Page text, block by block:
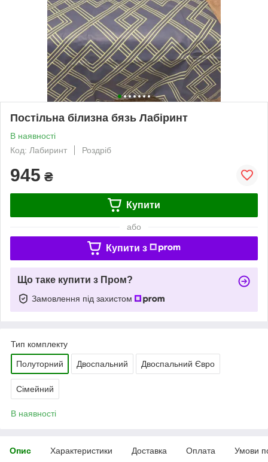
Постільна білизна бязь Лабіринт
В наявності
Код: Лабиринт
Роздріб
945 ₴
Купити
або
Купити з
Що таке купити з Пром?
Замовлення під захистом
Тип комплекту
Полуторний Двоспальний Двоспальний Євро
Сімейний
В наявності
Опис Характеристики Доставка Оплата Умови